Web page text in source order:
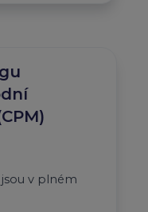
jsou v plném